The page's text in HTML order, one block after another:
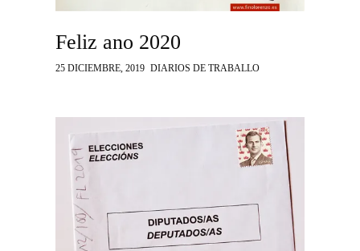
Feliz ano 2020
25 DICIEMBRE, 2019 DIARIOS DE TRABALLO